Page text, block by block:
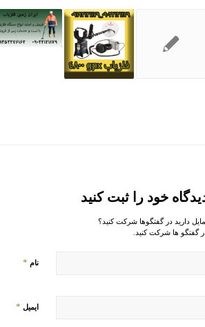
خود را ثبت کنید
دارید در گفتگوها شرکت کنید؟
گفتگو ها شرکت کنید.
نام *
ایمیل *